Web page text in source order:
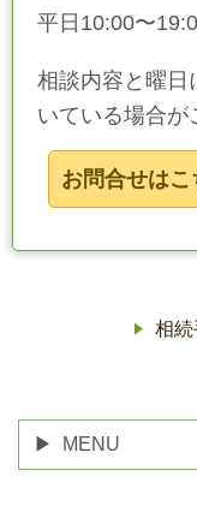
平日10:00〜
相談内容と曜日
いている場合が
お問合せはこ
相続
MENU